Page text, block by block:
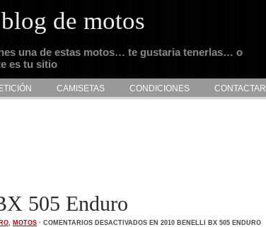
de motos
una de estas motos… te gustaria tenerlas… o
es tu sitio
CAMISETAS CONDICIONES CONTACTAR
505 Enduro
, MOTOS · COMENTARIOS DESACTIVADOS EN 2010 BENELLI BX 505 ENDURO